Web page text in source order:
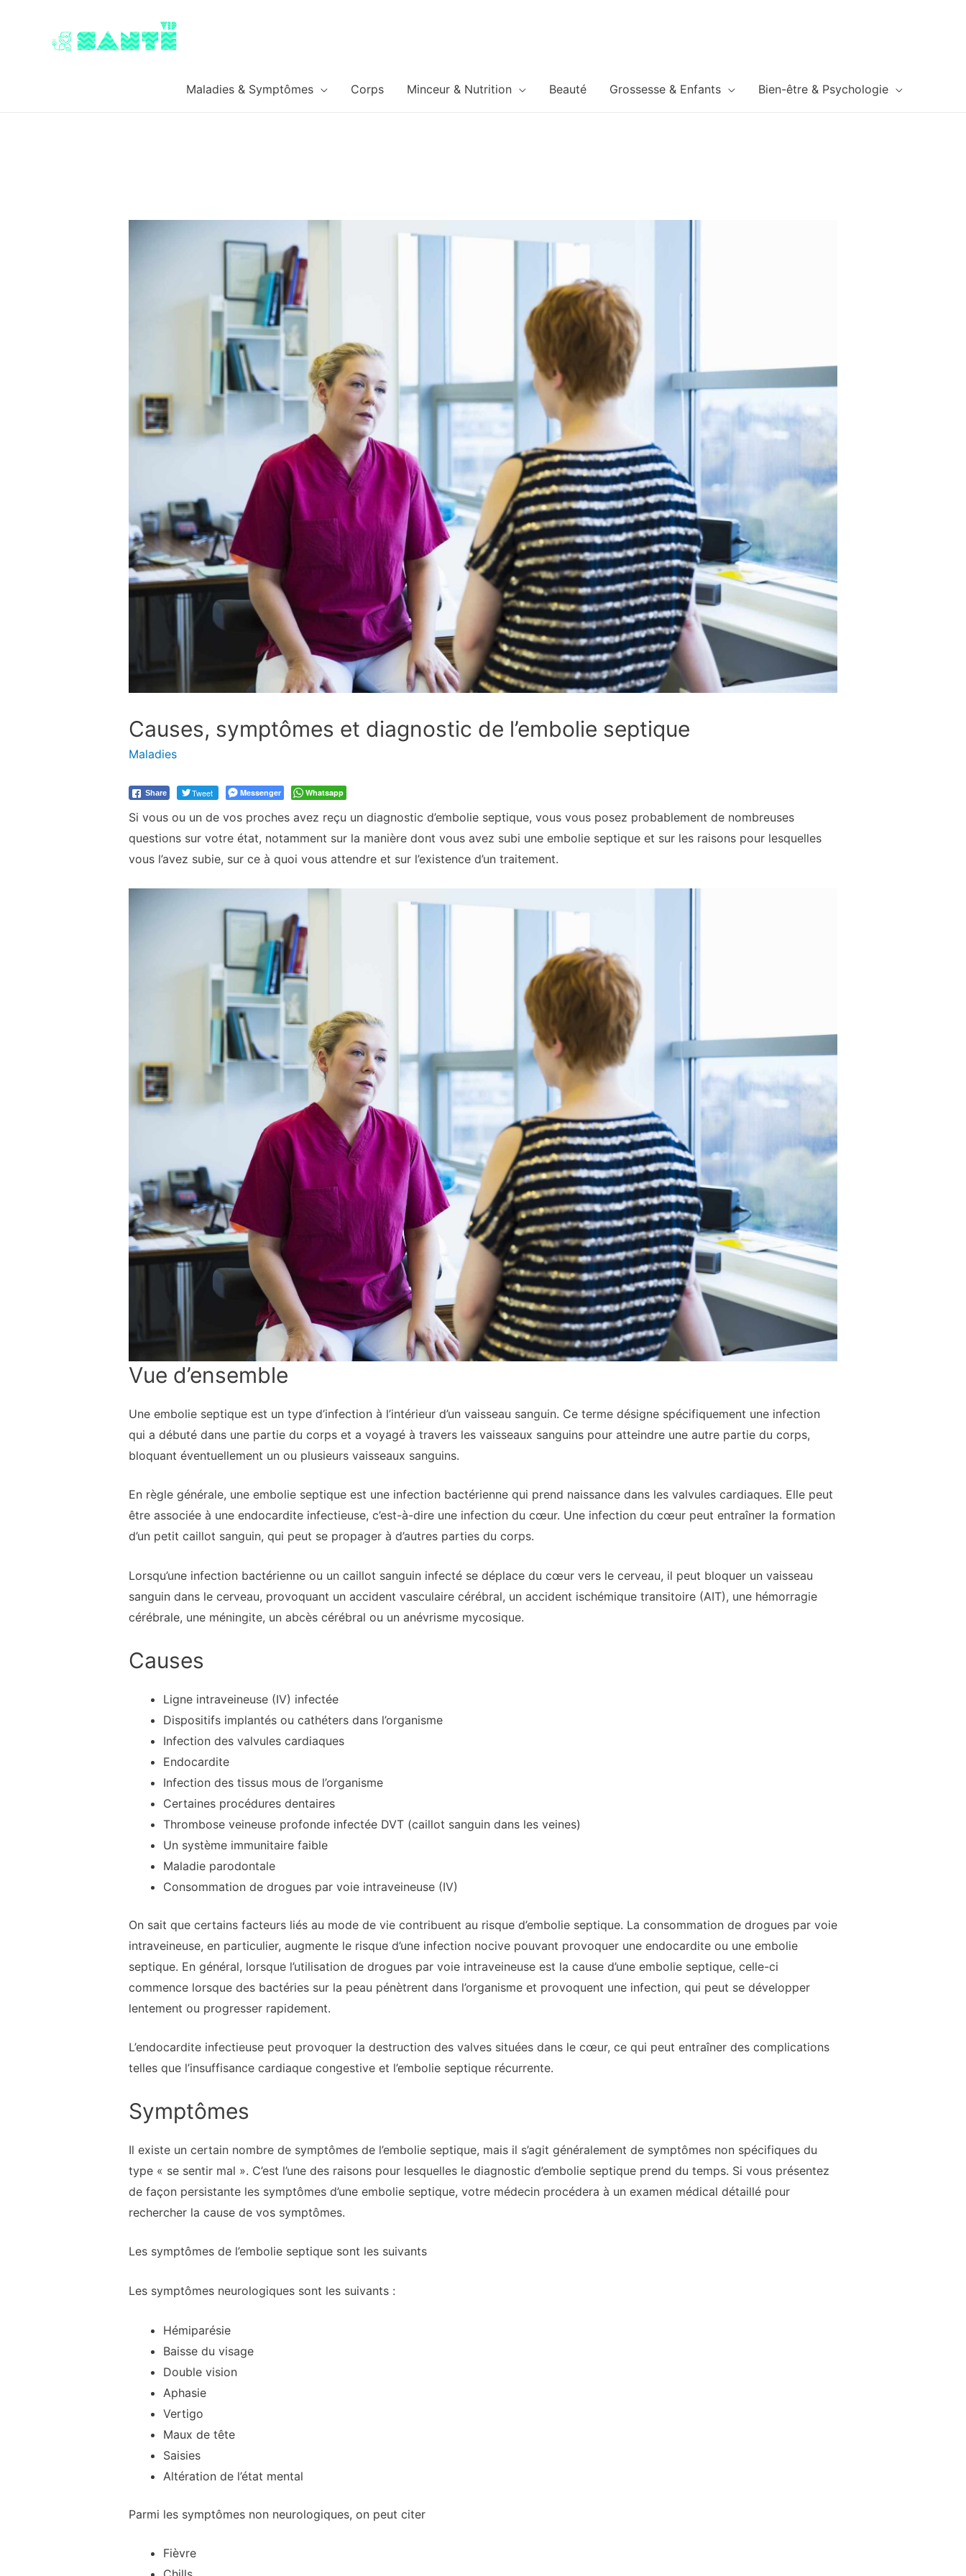
Maladies & Symptômes Corps Minceur & Nutrition Beauté Grossesse & Enfants Bien-être & Psychologie
Causes, symptômes et diagnostic de l’embolie septique
Maladies
Share Tweet Messenger Whatsapp
Si vous ou un de vos proches avez reçu un diagnostic d’embolie septique, vous vous posez probablement de nombreuses
questions sur votre état, notamment sur la manière dont vous avez subi une embolie septique et sur les raisons pour lesquelles
vous l’avez subie, sur ce à quoi vous attendre et sur l’existence d’un traitement.
Vue d’ensemble
Une embolie septique est un type d’infection à l’intérieur d’un vaisseau sanguin. Ce terme désigne spécifiquement une infection
qui a débuté dans une partie du corps et a voyagé à travers les vaisseaux sanguins pour atteindre une autre partie du corps,
bloquant éventuellement un ou plusieurs vaisseaux sanguins.
En règle générale, une embolie septique est une infection bactérienne qui prend naissance dans les valvules cardiaques. Elle peut
être associée à une endocardite infectieuse, c’est-à-dire une infection du cœur. Une infection du cœur peut entraîner la formation
d’un petit caillot sanguin, qui peut se propager à d’autres parties du corps.
Lorsqu’une infection bactérienne ou un caillot sanguin infecté se déplace du cœur vers le cerveau, il peut bloquer un vaisseau
sanguin dans le cerveau, provoquant un accident vasculaire cérébral, un accident ischémique transitoire (AIT), une hémorragie
cérébrale, une méningite, un abcès cérébral ou un anévrisme mycosique.
Causes
Ligne intraveineuse (IV) infectée
Dispositifs implantés ou cathéters dans l’organisme
Infection des valvules cardiaques
Endocardite
Infection des tissus mous de l’organisme
Certaines procédures dentaires
Thrombose veineuse profonde infectée DVT (caillot sanguin dans les veines)
Un système immunitaire faible
Maladie parodontale
Consommation de drogues par voie intraveineuse (IV)
On sait que certains facteurs liés au mode de vie contribuent au risque d’embolie septique. La consommation de drogues par voie
intraveineuse, en particulier, augmente le risque d’une infection nocive pouvant provoquer une endocardite ou une embolie
septique. En général, lorsque l’utilisation de drogues par voie intraveineuse est la cause d’une embolie septique, celle-ci
commence lorsque des bactéries sur la peau pénètrent dans l’organisme et provoquent une infection, qui peut se développer
lentement ou progresser rapidement.
L’endocardite infectieuse peut provoquer la destruction des valves situées dans le cœur, ce qui peut entraîner des complications
telles que l’insuffisance cardiaque congestive et l’embolie septique récurrente.
Symptômes
Il existe un certain nombre de symptômes de l’embolie septique, mais il s’agit généralement de symptômes non spécifiques du
type « se sentir mal ». C’est l’une des raisons pour lesquelles le diagnostic d’embolie septique prend du temps. Si vous présentez
de façon persistante les symptômes d’une embolie septique, votre médecin procédera à un examen médical détaillé pour
rechercher la cause de vos symptômes.
Les symptômes de l’embolie septique sont les suivants
Les symptômes neurologiques sont les suivants :
Hémiparésie
Baisse du visage
Double vision
Aphasie
Vertigo
Maux de tête
Saisies
Altération de l’état mental
Parmi les symptômes non neurologiques, on peut citer
Fièvre